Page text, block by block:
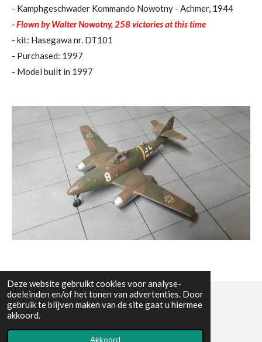
Deze website gebruikt cookies voor analyse-
doeleinden en/of het tonen van advertenties. Door
gebruik te blijven maken van de site gaat u hiermee
akkoord.
Akkoord
- Kamphgeschwader Kommando Nowotny - Achmer, 1944
- Flown by Walter Nowotny, 258 victories at this time
- kit: Hasegawa nr. DT101
- Purchased: 1997
- Model built in 1997
© All the pictures on this website are copywright protected